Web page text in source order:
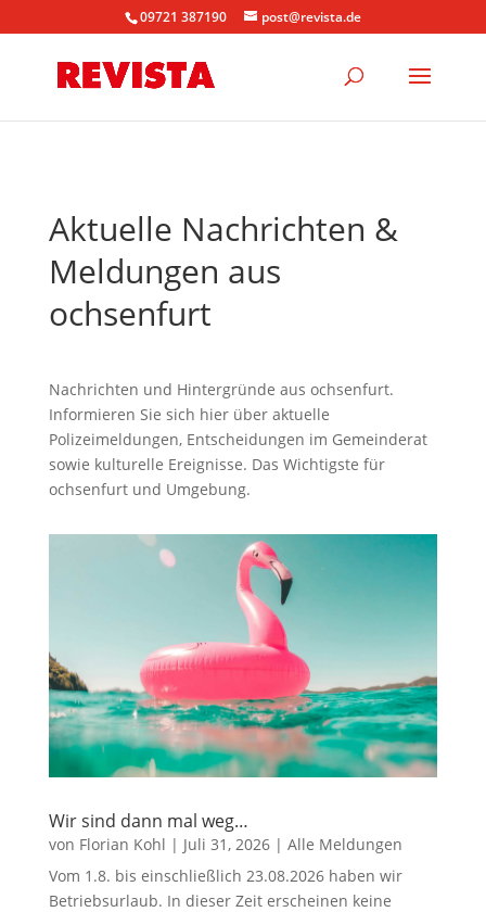
09721 387190 post@revista.de
Aktuelle Nachrichten &
Meldungen aus
ochsenfurt
Nachrichten und Hintergründe aus ochsenfurt.
Informieren Sie sich hier über aktuelle
Polizeimeldungen, Entscheidungen im Gemeinderat
sowie kulturelle Ereignisse. Das Wichtigste für
ochsenfurt und Umgebung.
Wir sind dann mal weg…
von Florian Kohl | Juli 31, 2026| Alle Meldungen
Vom 1.8. bis einschließlich 23.08.2026 haben wir
Betriebsurlaub. In dieser Zeit erscheinen keine